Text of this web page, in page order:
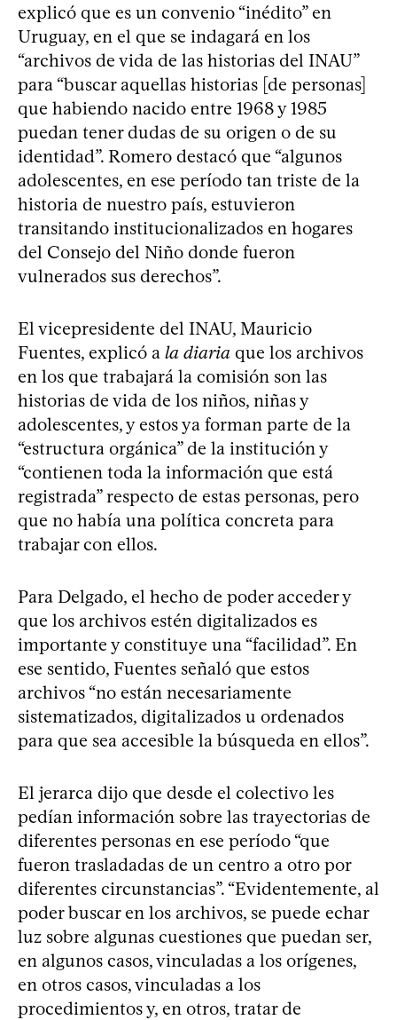
explicó que es un convenio “inédito” en
Uruguay, en el que se indagará en los
“archivos de vida de las historias del INAU”
para “buscar aquellas historias [de personas]
que habiendo nacido entre 1968 y 1985
puedan tener dudas de su origen o de su
identidad”. Romero destacó que “algunos
adolescentes, en ese período tan triste de la
historia de nuestro país, estuvieron
transitando institucionalizados en hogares
del Consejo del Niño donde fueron
vulnerados sus derechos”.
El vicepresidente del INAU, Mauricio
Fuentes, explicó a la diaria que los archivos
en los que trabajará la comisión son las
historias de vida de los niños, niñas y
adolescentes, y estos ya forman parte de la
“estructura orgánica” de la institución y
“contienen toda la información que está
registrada” respecto de estas personas, pero
que no había una política concreta para
trabajar con ellos.
Para Delgado, el hecho de poder acceder y
que los archivos estén digitalizados es
importante y constituye una “facilidad”. En
ese sentido, Fuentes señaló que estos
archivos “no están necesariamente
sistematizados, digitalizados u ordenados
para que sea accesible la búsqueda en ellos”.
El jerarca dijo que desde el colectivo les
pedían información sobre las trayectorias de
diferentes personas en ese período “que
fueron trasladadas de un centro a otro por
diferentes circunstancias”. “Evidentemente, al
poder buscar en los archivos, se puede echar
luz sobre algunas cuestiones que puedan ser,
en algunos casos, vinculadas a los orígenes,
en otros casos, vinculadas a los
procedimientos y, en otros, tratar de